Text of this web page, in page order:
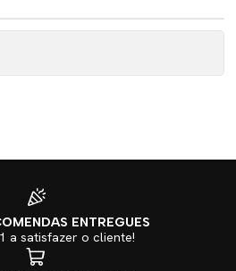
ENTREGUES
a satisfazer o cliente!